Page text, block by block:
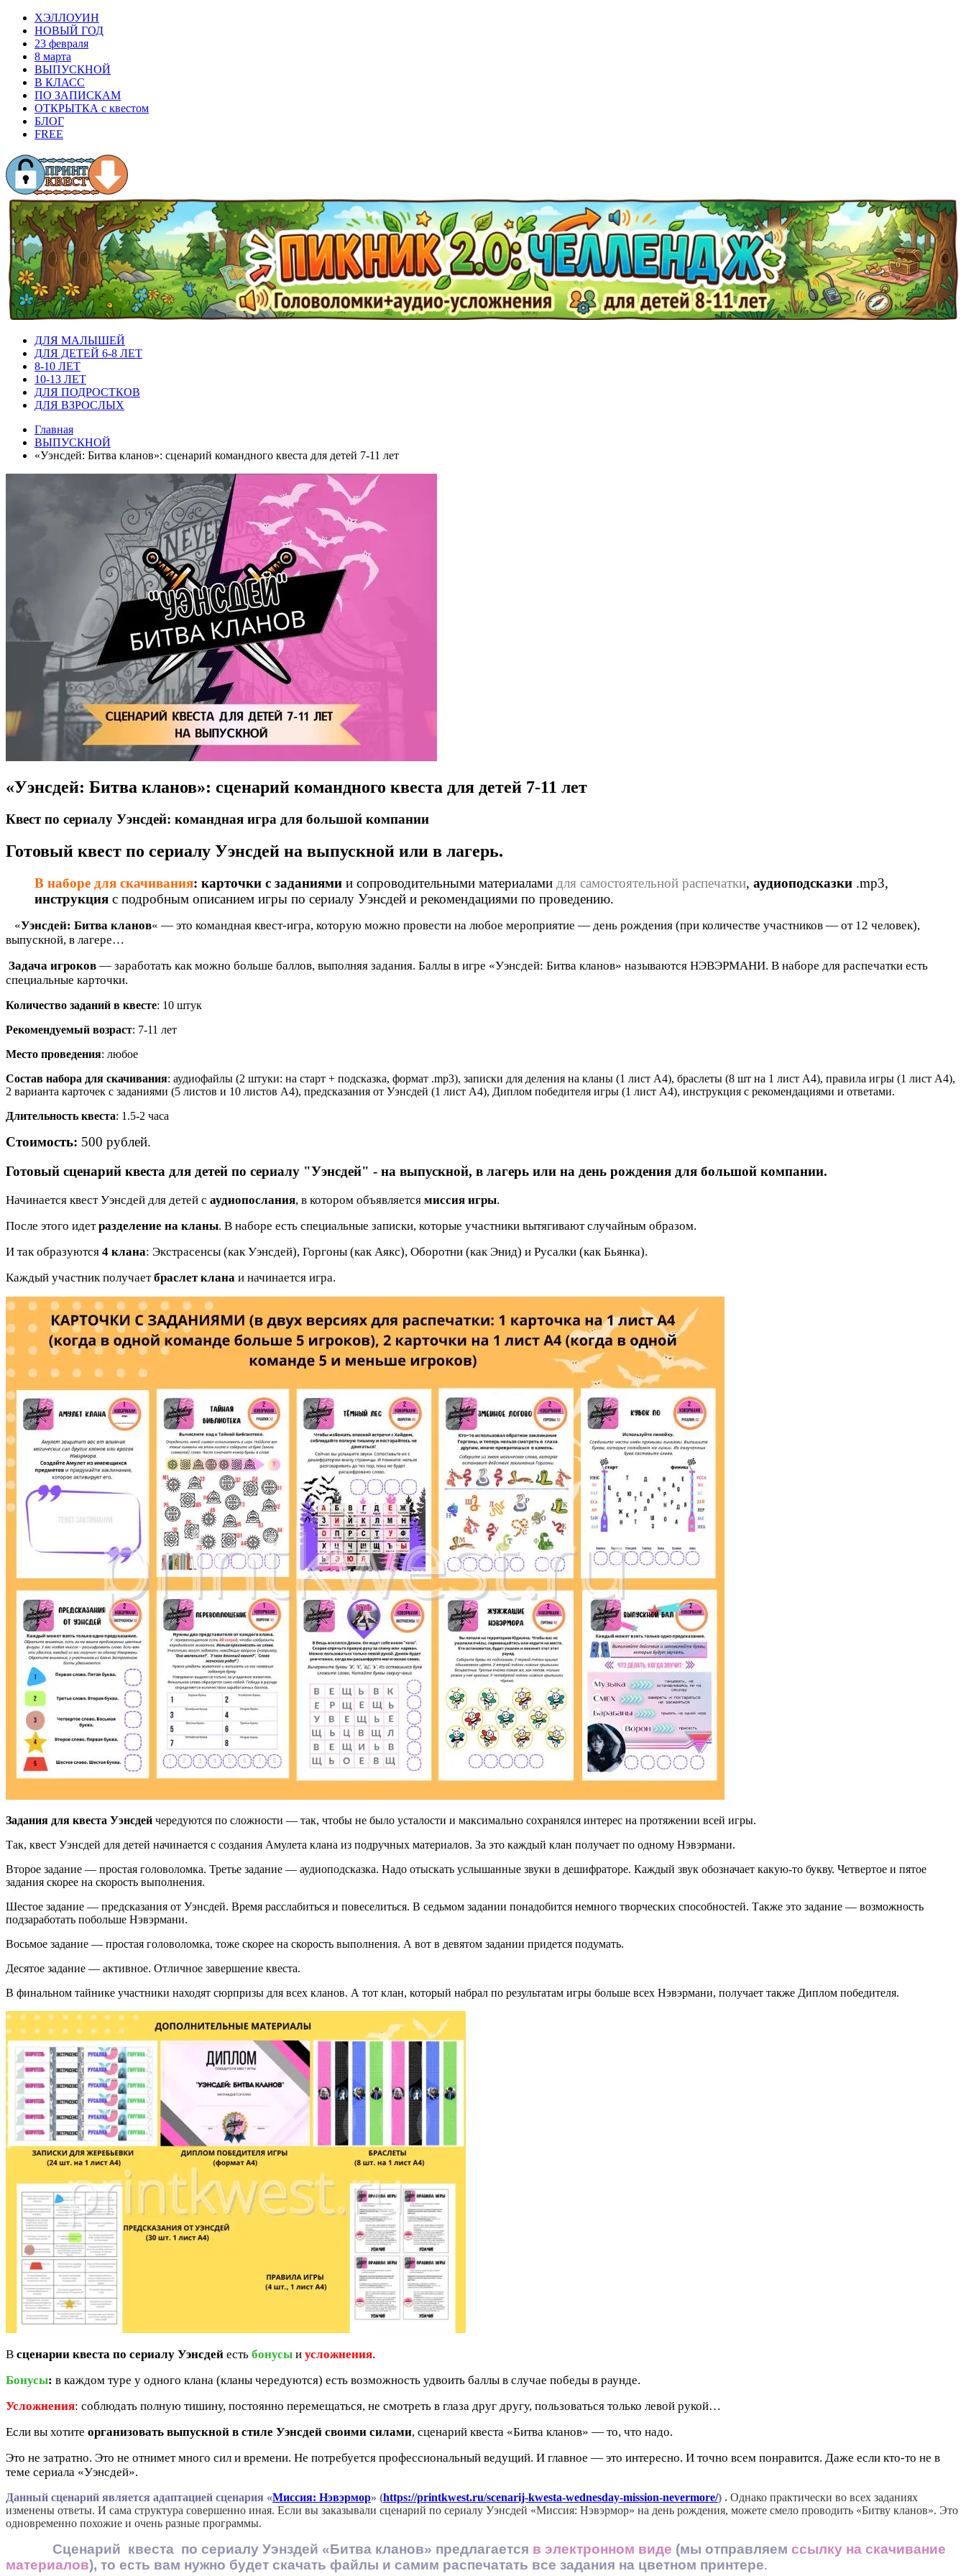
ХЭЛЛОУИН
НОВЫЙ ГОД
23 февраля
8 марта
ВЫПУСКНОЙ
В КЛАСС
ПО ЗАПИСКАМ
ОТКРЫТКА с квестом
БЛОГ
FREE
ДЛЯ МАЛЫШЕЙ
ДЛЯ ДЕТЕЙ 6-8 ЛЕТ
8-10 ЛЕТ
10-13 ЛЕТ
ДЛЯ ПОДРОСТКОВ
ДЛЯ ВЗРОСЛЫХ
Главная
ВЫПУСКНОЙ
«Уэнсдей: Битва кланов»: сценарий командного квеста для детей 7-11 лет
«Уэнсдей: Битва кланов»: сценарий командного квеста для детей 7-11 лет
Квест по сериалу Уэнсдей: командная игра для большой компании
Готовый квест по сериалу Уэнсдей на выпускной или в лагерь.
В наборе для скачивания: карточки с заданиями и сопроводительными материалами для самостоятельной распечатки, аудиоподсказки .mp3,
инструкция с подробным описанием игры по сериалу Уэнсдей и рекомендациями по проведению.
«Уэнсдей: Битва кланов« — это командная квест-игра, которую можно провести на любое мероприятие — день рождения (при количестве участников — от 12 человек),
выпускной, в лагере…
Задача игроков — заработать как можно больше баллов, выполняя задания. Баллы в игре «Уэнсдей: Битва кланов» называются НЭВЭРМАНИ. В наборе для распечатки есть
специальные карточки.
Количество заданий в квесте: 10 штук
Рекомендуемый возраст: 7-11 лет
Место проведения: любое
Состав набора для скачивания: аудиофайлы (2 штуки: на старт + подсказка, формат .mp3), записки для деления на кланы (1 лист А4), браслеты (8 шт на 1 лист А4), правила игры (1 лист А4),
2 варианта карточек с заданиями (5 листов и 10 листов А4), предсказания от Уэнсдей (1 лист А4), Диплом победителя игры (1 лист А4), инструкция с рекомендациями и ответами.
Длительность квеста: 1.5-2 часа
Стоимость: 500 рублей.
Готовый сценарий квеста для детей по сериалу "Уэнсдей" - на выпускной, в лагерь или на день рождения для большой компании.
Начинается квест Уэнсдей для детей с аудиопослания, в котором объявляется миссия игры.
После этого идетразделение на кланы. В наборе есть специальные записки, которые участники вытягивают случайным образом.
И так образуются 4 клана: Экстрасенсы (как Уэнсдей), Горгоны (как Аякс), Оборотни (как Энид) и Русалки (как Бьянка).
Каждый участник получаетбраслет клана и начинается игра.
Задания для квеста Уэнсдей чередуются по сложности — так, чтобы не было усталости и максимально сохранялся интерес на протяжении всей игры.
Так, квест Уэнсдей для детей начинается с создания Амулета клана из подручных материалов. За это каждый клан получает по одному Нэвэрмани.
Второе задание — простая головоломка. Третье задание — аудиоподсказка. Надо отыскать услышанные звуки в дешифраторе. Каждый звук обозначает какую-то букву. Четвертое и пятое
задания скорее на скорость выполнения.
Шестое задание — предсказания от Уэнсдей. Время расслабиться и повеселиться. В седьмом задании понадобится немного творческих способностей. Также это задание — возможность
подзаработать побольше Нэвэрмани.
Восьмое задание — простая головоломка, тоже скорее на скорость выполнения. А вот в девятом задании придется подумать.
Десятое задание — активное. Отличное завершение квеста.
В финальном тайнике участники находят сюрпризы для всех кланов. А тот клан, который набрал по результатам игры больше всех Нэвэрмани, получает также Диплом победителя.
В сценарии квеста по сериалу Уэнсдей есть бонусы и усложнения.
Бонусы: в каждом туре у одного клана (кланы чередуются) есть возможность удвоить баллы в случае победы в раунде.
Усложнения: соблюдать полную тишину, постоянно перемещаться, не смотреть в глаза друг другу, пользоваться только левой рукой…
Если вы хотите организовать выпускной в стиле Уэнсдей своими силами, сценарий квеста «Битва кланов» — то, что надо.
Это не затратно. Это не отнимет много сил и времени. Не потребуется профессиональный ведущий. И главное — это интересно. И точно всем понравится. Даже если кто-то не в
теме сериала «Уэнсдей».
Данный сценарий является адаптацией сценария «Миссия: Нэвэрмор» (https://printkwest.ru/scenarij-kwesta-wednesday-mission-nevermore/) . Однако практически во всех заданиях
изменены ответы. И сама структура совершенно иная. Если вы заказывали сценарий по сериалу Уэнсдей «Миссия: Нэвэрмор» на день рождения, можете смело проводить «Битву кланов». Это
одновременно похожие и очень разные программы.
Сценарий квеста по сериалу Уэнздей «Битва кланов» предлагается в электронном виде (мы отправляем ссылку на скачивание
материалов), то есть вам нужно будет скачать файлы и самим распечатать все задания на цветном принтере.